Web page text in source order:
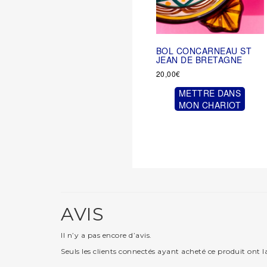
BOL CONCARNEAU ST
JEAN DE BRETAGNE
20,00€
METTRE DANS
MON CHARIOT
AVIS
Il n’y a pas encore d’avis.
Seuls les clients connectés ayant acheté ce produit ont